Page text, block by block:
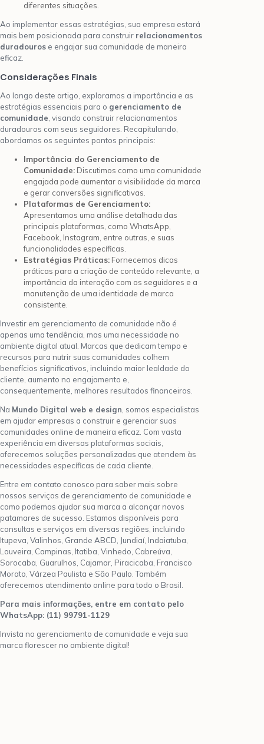
diferentes situações.
Ao implementar essas estratégias, sua empresa estará
mais bem posicionada para construir relacionamentos
duradouros e engajar sua comunidade de maneira
eficaz.
Considerações Finais
Ao longo deste artigo, exploramos a importância e as
estratégias essenciais para o gerenciamento de
comunidade , visando construir relacionamentos
duradouros com seus seguidores. Recapitulando,
abordamos os seguintes pontos principais:
Importância do Gerenciamento de
Comunidade: Discutimos como uma comunidade
engajada pode aumentar a visibilidade da marca
e gerar conversões significativas.
Plataformas de Gerenciamento:
Apresentamos uma análise detalhada das
principais plataformas, como WhatsApp,
Facebook, Instagram, entre outras, e suas
funcionalidades específicas.
Estratégias Práticas: Fornecemos dicas
práticas para a criação de conteúdo relevante, a
importância da interação com os seguidores e a
manutenção de uma identidade de marca
consistente.
Investir em gerenciamento de comunidade não é
apenas uma tendência, mas uma necessidade no
ambiente digital atual. Marcas que dedicam tempo e
recursos para nutrir suas comunidades colhem
benefícios significativos, incluindo maior lealdade do
cliente, aumento no engajamento e,
consequentemente, melhores resultados financeiros.
Na Mundo Digital web e design , somos especialistas
em ajudar empresas a construir e gerenciar suas
comunidades online de maneira eficaz. Com vasta
experiência em diversas plataformas sociais,
oferecemos soluções personalizadas que atendem às
necessidades específicas de cada cliente.
Entre em contato conosco para saber mais sobre
nossos serviços de gerenciamento de comunidade e
como podemos ajudar sua marca a alcançar novos
patamares de sucesso. Estamos disponíveis para
consultas e serviços em diversas regiões, incluindo
Itupeva, Valinhos, Grande ABCD, Jundiaí, Indaiatuba,
Louveira, Campinas, Itatiba, Vinhedo, Cabreúva,
Sorocaba, Guarulhos, Cajamar, Piracicaba, Francisco
Morato, Várzea Paulista e São Paulo. Também
oferecemos atendimento online para todo o Brasil.
Para mais informações, entre em contato pelo
WhatsApp: (11) 99791-1129
Invista no gerenciamento de comunidade e veja sua
marca florescer no ambiente digital!